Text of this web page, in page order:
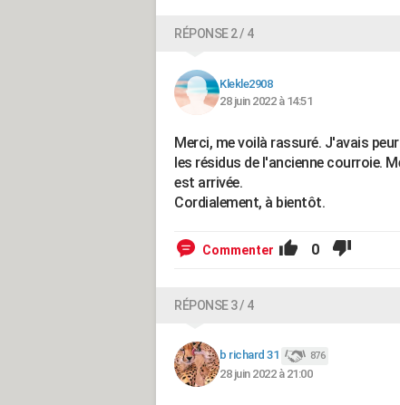
RÉPONSE 2 / 4
Klekle2908
28 juin 2022 à 14:51
Merci, me voilà rassuré. J'avais
les résidus de l'ancienne courroie.
est arrivée.
Cordialement, à bientôt.
Commenter 0
RÉPONSE 3 / 4
b richard 31 876
28 juin 2022 à 21:00